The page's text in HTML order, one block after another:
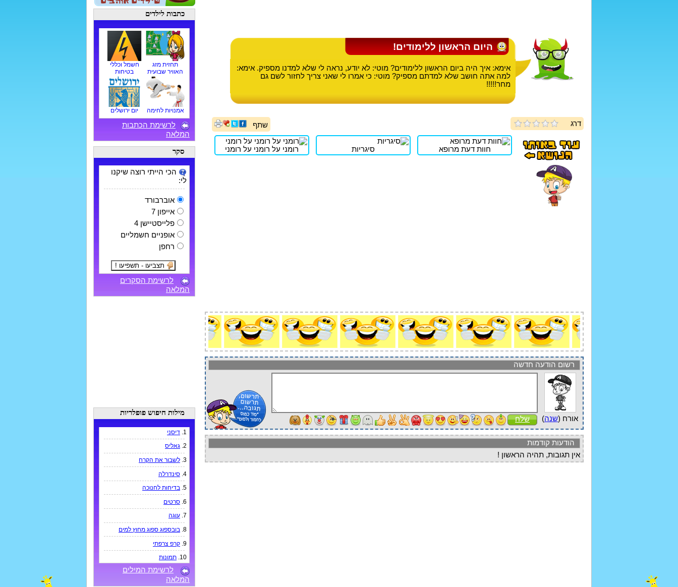
היום הראשון ללימודים!
אימא: איך היה ביום הראשון ללימודים? מוטי: לא יודע, נראה לי שלא למדנו מספיק. אימא:
למה אתה חושב שלא למדתם מספיק? מוטי: כי אמרו לי שאני צריך לחזור לשם גם
מחר!!!!!
דרג שתף
חוות דעת מרופא סיגריות רומני על רומני על רומני
רשום הודעה חדשה
אורח (שנה) שלח
הודעות קודמות
אין תגובות, תהיה הראשון !
כתבות לילדים
תחזית מזג
האוויר שבועית
חשמל וכללי
בטיחות
אמנויות לחימה יום ירושלים
לרשימת הכתבות
המלאה
סקר
הכי הייתי רוצה שיקנו
לי:
אוברבורד
אייפון 7
פלייסטיישן 4
אופניים חשמליים
רחפן
לרשימת הסקרים
המלאה
מילות חיפוש פופלריות
1. דיסני
2. גאליס
3. לשבור את הקרח
4. סינדרלה
5. בדיחות לחנוכה
6. סרטים
7. עוגה
8. בובספוג ספוג מחוץ למים
9. קרפ צרפתי
10. תמונות
לרשימת המילים
המלאה